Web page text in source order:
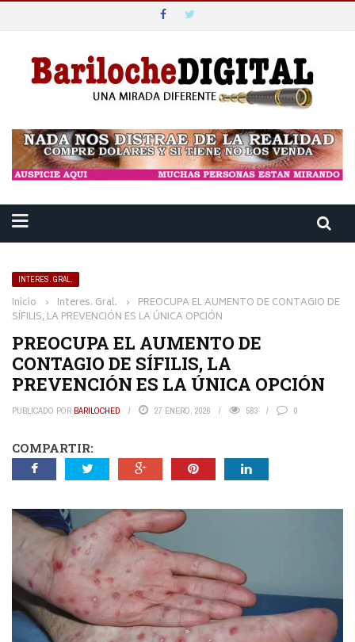
INTERES. GRAL.
Inicio › Interes. Gral. › PREOCUPA EL AUMENTO DE CONTAGIO DE
SÍFILIS, LA PREVENCIÓN ES LA ÚNICA OPCIÓN
PREOCUPA EL AUMENTO DE
CONTAGIO DE SÍFILIS, LA
PREVENCIÓN ES LA ÚNICA OPCIÓN
PUBLICADO POR BARILOCHED 27 ENERO, 2026 583 0
COMPARTIR: